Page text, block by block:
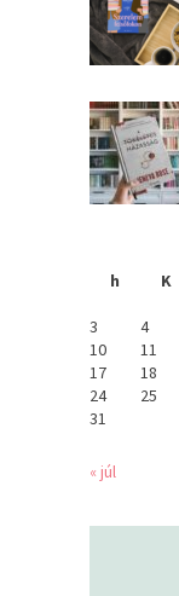
h
K
3
4
10
11
17
18
24
25
31
« júl